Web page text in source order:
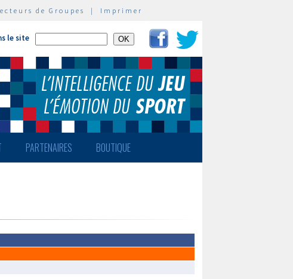
de Groupes | Imprimer
le site
PARTENAIRES BOUTIQUE